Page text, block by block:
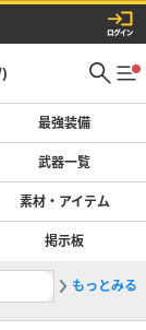
最強装備
武器一覧
素材・アイテム
掲示板
2ストー
もっとみる